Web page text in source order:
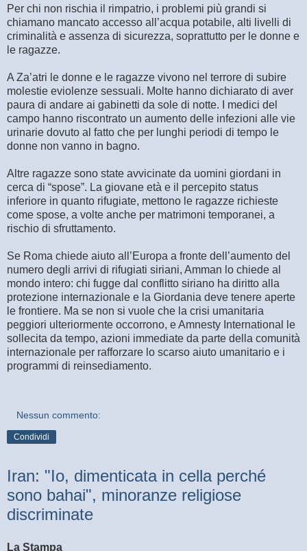
Per chi non rischia il rimpatrio, i problemi più grandi si
chiamano mancato accesso all’acqua potabile, alti livelli di
criminalità e assenza di sicurezza, soprattutto per le donne e
le ragazze.
A Za’atri le donne e le ragazze vivono nel terrore di subire
molestie eviolenze sessuali. Molte hanno dichiarato di aver
paura di andare ai gabinetti da sole di notte. I medici del
campo hanno riscontrato un aumento delle infezioni alle vie
urinarie dovuto al fatto che per lunghi periodi di tempo le
donne non vanno in bagno.
Altre ragazze sono state avvicinate da uomini giordani in
cerca di “spose”. La giovane età e il percepito status
inferiore in quanto rifugiate, mettono le ragazze richieste
come spose, a volte anche per matrimoni temporanei, a
rischio di sfruttamento.
Se Roma chiede aiuto all’Europa a fronte dell’aumento del
numero degli arrivi di rifugiati siriani, Amman lo chiede al
mondo intero: chi fugge dal conflitto siriano ha diritto alla
protezione internazionale e la Giordania deve tenere aperte
le frontiere. Ma se non si vuole che la crisi umanitaria
peggiori ulteriormente occorrono, e Amnesty International le
sollecita da tempo, azioni immediate da parte della comunità
internazionale per rafforzare lo scarso aiuto umanitario e i
programmi di reinsediamento.
Nessun commento:
Condividi
Iran: "Io, dimenticata in cella perché
sono bahai", minoranze religiose
discriminate
La Stampa